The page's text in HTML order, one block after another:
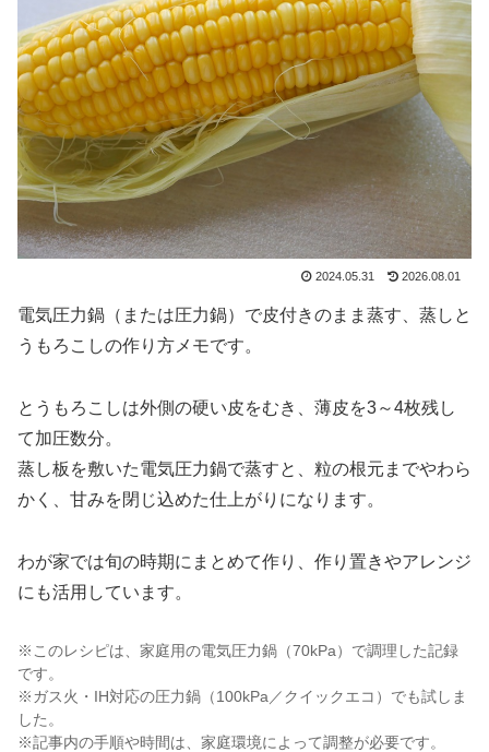
2024.05.31 2026.08.01
電気圧力鍋（または圧力鍋）で皮付きのまま蒸す、蒸しと
うもろこしの作り方メモです。
とうもろこしは外側の硬い皮をむき、薄皮を3～4枚残し
て加圧数分。
蒸し板を敷いた電気圧力鍋で蒸すと、粒の根元までやわら
かく、甘みを閉じ込めた仕上がりになります。
わが家では旬の時期にまとめて作り、作り置きやアレンジ
にも活用しています。
※このレシピは、家庭用の電気圧力鍋（70kPa）で調理した記録
です。
※ガス火・IH対応の圧力鍋（100kPa／クイックエコ）でも試しま
した。
※記事内の手順や時間は、家庭環境によって調整が必要です。